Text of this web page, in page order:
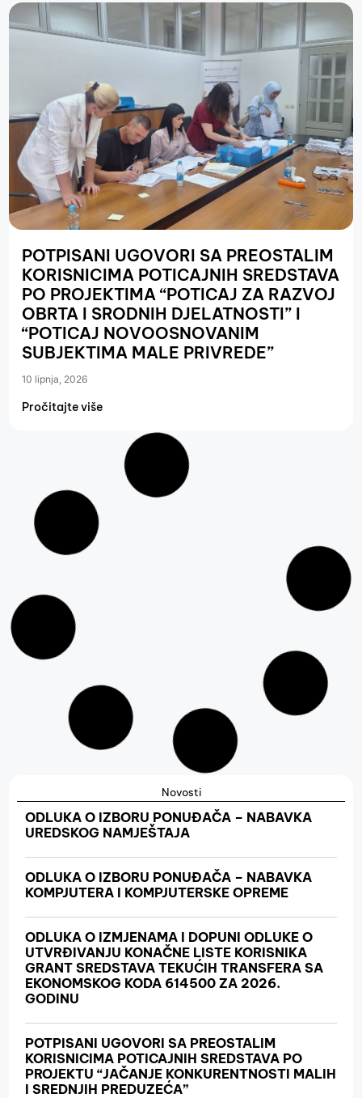
POTPISANI UGOVORI SA PREOSTALIM
KORISNICIMA POTICAJNIH SREDSTAVA
PO PROJEKTIMA “POTICAJ ZA RAZVOJ
OBRTA I SRODNIH DJELATNOSTI” I
“POTICAJ NOVOOSNOVANIM
SUBJEKTIMA MALE PRIVREDE”
10 lipnja, 2026
Pročitajte više
Novosti
ODLUKA O IZBORU PONUĐAČA – NABAVKA
UREDSKOG NAMJEŠTAJA
ODLUKA O IZBORU PONUĐAČA – NABAVKA
KOMPJUTERA I KOMPJUTERSKE OPREME
ODLUKA O IZMJENAMA I DOPUNI ODLUKE O
UTVRĐIVANJU KONAČNE LISTE KORISNIKA
GRANT SREDSTAVA TEKUĆIH TRANSFERA SA
EKONOMSKOG KODA 614500 ZA 2026.
GODINU
POTPISANI UGOVORI SA PREOSTALIM
KORISNICIMA POTICAJNIH SREDSTAVA PO
PROJEKTU “JAČANJE KONKURENTNOSTI MALIH
I SREDNJIH PREDUZEĆA”